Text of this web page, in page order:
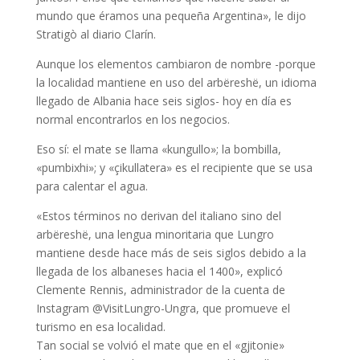
mundo que éramos una pequeña Argentina», le dijo
Stratigò al diario Clarín.
Aunque los elementos cambiaron de nombre -porque
la localidad mantiene en uso del arbëreshë, un idioma
llegado de Albania hace seis siglos- hoy en día es
normal encontrarlos en los negocios.
Eso sí: el mate se llama «kungullo»; la bombilla,
«pumbixhi»; y «çikullatera» es el recipiente que se usa
para calentar el agua.
«Estos términos no derivan del italiano sino del
arbëreshë, una lengua minoritaria que Lungro
mantiene desde hace más de seis siglos debido a la
llegada de los albaneses hacia el 1400», explicó
Clemente Rennis, administrador de la cuenta de
Instagram @VisitLungro-Ungra, que promueve el
turismo en esa localidad.
Tan social se volvió el mate que en el «gjitonie»